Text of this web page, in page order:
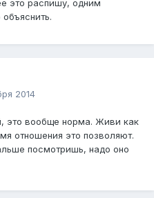
это распишу, одним
2014
это вообще норма. Живи как
отношения это позволяют.
посмотришь, надо оно